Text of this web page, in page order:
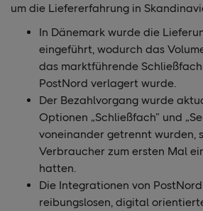
um die Liefererfahrung in
In Dänemark wurde die
eingeführt, wodurch das
das marktführende
PostNord verlagert wurde.
Der Bezahlvorgang wurde
Optionen „Schließfach” und
voneinander getrennt wurden,
Verbraucher zum ersten Mal
hatten.
Die Integrationen von
reibungslosen, digital